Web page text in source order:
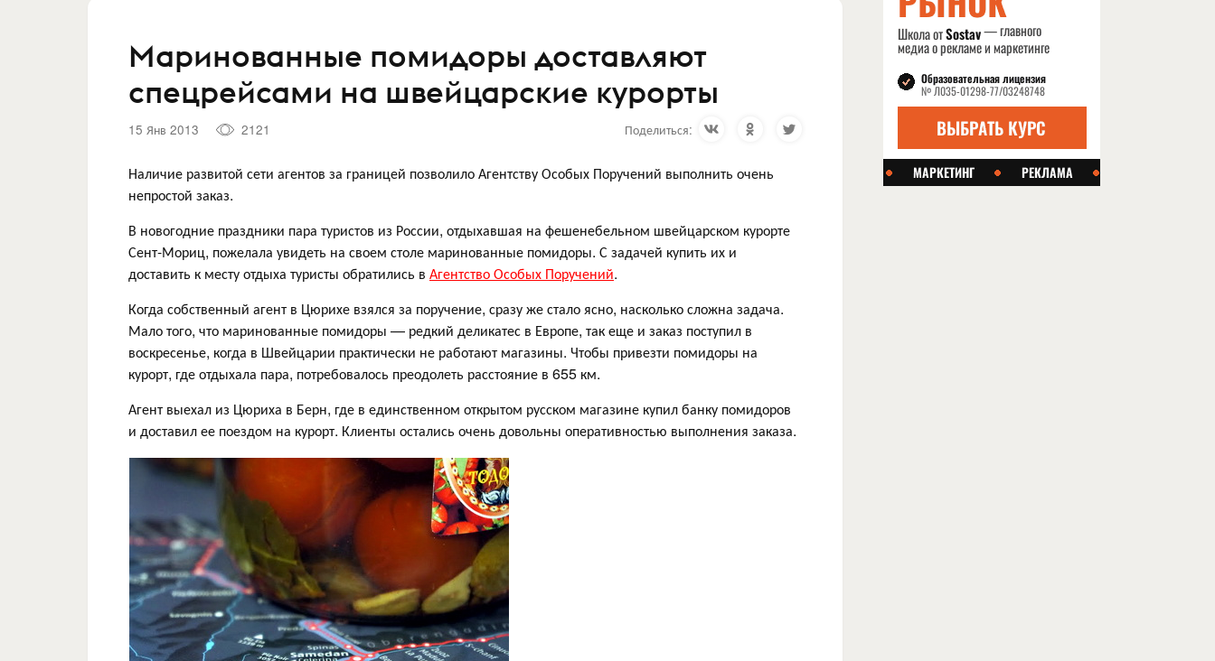
Маринованные помидоры доставляют
спецрейсами на швейцарские курорты
15 Янв 2013 2121 Поделиться:
Наличие развитой сети агентов за границей позволило Агентству Особых Поручений выполнить очень
непростой заказ.
В новогодние праздники пара туристов из России, отдыхавшая на фешенебельном швейцарском курорте
Сент-Мориц, пожелала увидеть на своем столе маринованные помидоры. С задачей купить их и
доставить к месту отдыха туристы обратились в Агентство Особых Поручений.
Когда собственный агент в Цюрихе взялся за поручение, сразу же стало ясно, насколько сложна задача.
Мало того, что маринованные помидоры — редкий деликатес в Европе, так еще и заказ поступил в
воскресенье, когда в Швейцарии практически не работают магазины. Чтобы привезти помидоры на
курорт, где отдыхала пара, потребовалось преодолеть расстояние в 655 км.
Агент выехал из Цюриха в Берн, где в единственном открытом русском магазине купил банку помидоров
и доставил ее поездом на курорт. Клиенты остались очень довольны оперативностью выполнения заказа.